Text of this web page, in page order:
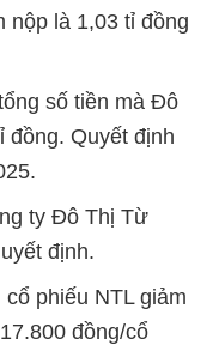
nộp là 1,03 tỉ đồng
số tiền mà Đô
đồng. Quyết định
ty Đô Thị Từ
định.
phiếu NTL giảm
đồng/cổ